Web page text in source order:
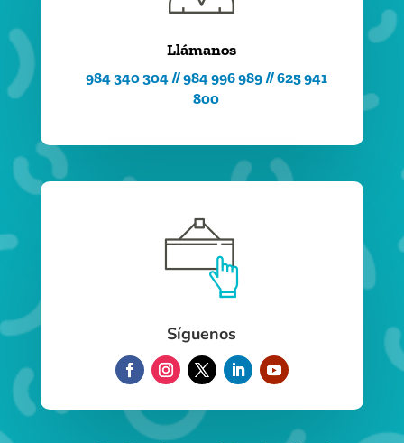
Llámanos
984 340 304 // 984 996 989 // 625 941
800
Síguenos